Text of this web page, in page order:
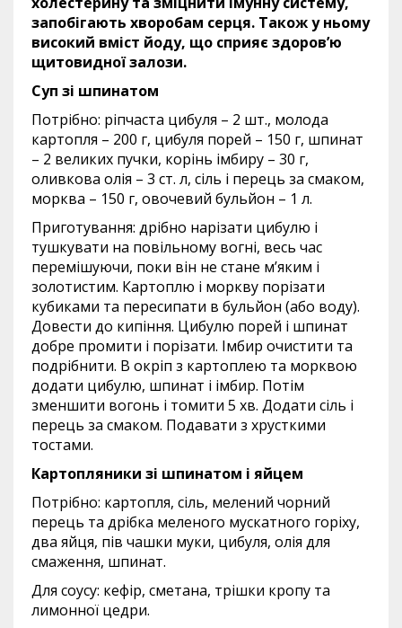
запобігають хворобам серця. Також у ньому
високий вміст йоду, що сприяє здоров’ю
щитовидної залози.
Суп зі шпинатом
Потрібно: ріпчаста цибуля – 2 шт., молода
картопля – 200 г, цибуля порей – 150 г, шпинат
– 2 великих пучки, корінь імбиру – 30 г,
оливкова олія – 3 ст. л, сіль і перець за смаком,
морква – 150 г, овочевий бульйон – 1 л.
Приготування: дрібно нарізати цибулю і
тушкувати на повільному вогні, весь час
перемішуючи, поки він не стане м’яким і
золотистим. Картоплю і моркву порізати
кубиками та пересипати в бульйон (або воду).
Довести до кипіння. Цибулю порей і шпинат
добре промити і порізати. Імбир очистити та
подрібнити. В окріп з картоплею та морквою
додати цибулю, шпинат і імбир. Потім
зменшити вогонь і томити 5 хв. Додати сіль і
перець за смаком. Подавати з хрусткими
тостами.
Картопляники зі шпинатом і яйцем
Потрібно: картопля, сіль, мелений чорний
перець та дрібка меленого мускатного горіху,
два яйця, пів чашки муки, цибуля, олія для
смаження, шпинат.
Для соусу: кефір, сметана, трішки кропу та
лимонної цедри.